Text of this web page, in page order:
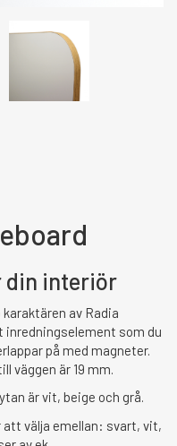
din interiör
av Radia
inredningselement som du
på med magneter.
väggen är 19 mm.
är vit, beige och grå.
välja emellan: svart, vit,